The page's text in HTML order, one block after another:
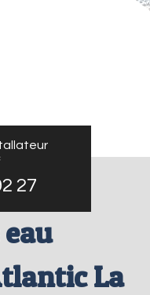
27
La